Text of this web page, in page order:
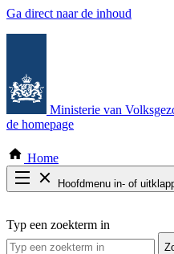
Ga direct naar de inhoud
Ministerie van
de homepage
Home
Hoofdmenu in- of
Thema COVID-19
Bekijk per bestuursorgaan
Typ een zoekterm in